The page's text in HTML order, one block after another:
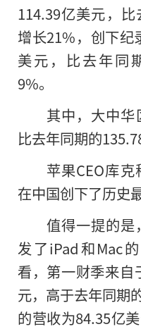
114.39亿美元，
增长21%，创下纪
美元，比去年同
9%。
其中，大中华
比去年同期的
苹果CEO库
在中国创下了历史
值得一提的
发了iPad和Mac
看，第一财季来自
元，高于去年同期
的营收为84.35亿